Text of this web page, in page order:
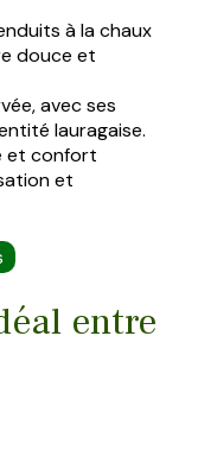
à la chaux
douce et
avec ses
lauragaise.
et confort
et
entre